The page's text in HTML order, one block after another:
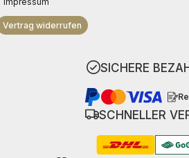
Vertrag widerrufen
SICHERE
SCHNELLER